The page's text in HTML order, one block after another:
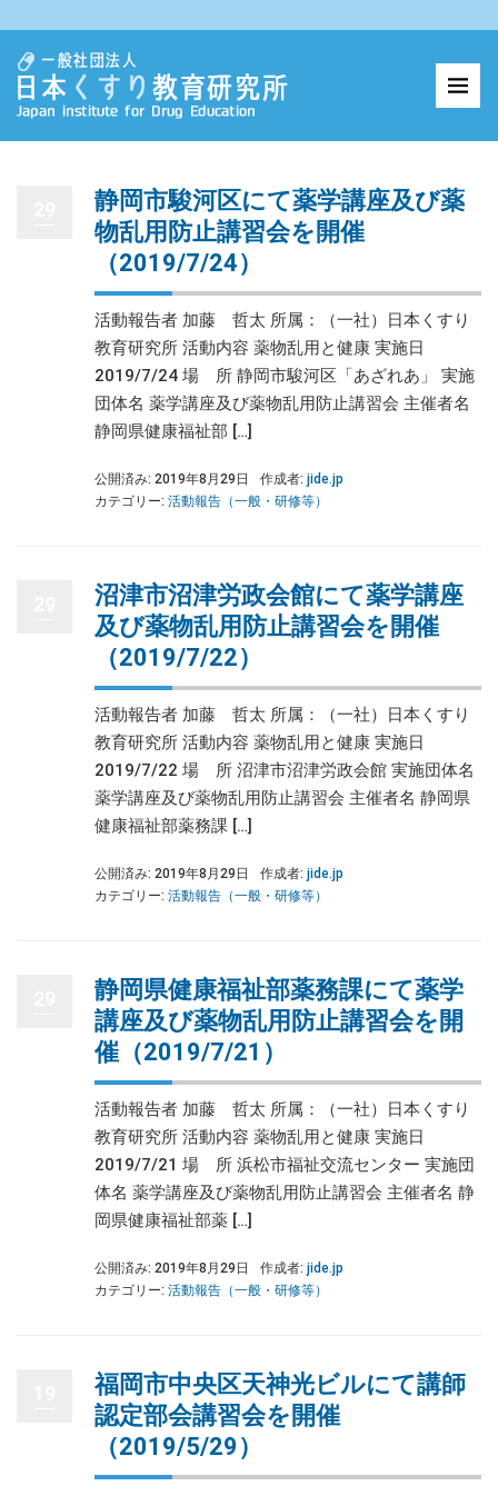
静岡市駿河区にて薬学講座及び薬
物乱用防止講習会を開催
（2019/7/24）
活動報告者 加藤 哲太 所属：（一社）日本くすり
教育研究所 活動内容 薬物乱用と健康 実施日
2019/7/24 場 所 静岡市駿河区「あざれあ」 実施
団体名 薬学講座及び薬物乱用防止講習会 主催者名
静岡県健康福祉部 […]
公開済み: 2019年8月29日 作成者: jide.jp
カテゴリー: 活動報告（一般・研修等）
沼津市沼津労政会館にて薬学講座
及び薬物乱用防止講習会を開催
（2019/7/22）
活動報告者 加藤 哲太 所属：（一社）日本くすり
教育研究所 活動内容 薬物乱用と健康 実施日
2019/7/22 場 所 沼津市沼津労政会館 実施団体名
薬学講座及び薬物乱用防止講習会 主催者名 静岡県
健康福祉部薬務課 […]
公開済み: 2019年8月29日 作成者: jide.jp
カテゴリー: 活動報告（一般・研修等）
静岡県健康福祉部薬務課にて薬学
講座及び薬物乱用防止講習会を開
催（2019/7/21）
活動報告者 加藤 哲太 所属：（一社）日本くすり
教育研究所 活動内容 薬物乱用と健康 実施日
2019/7/21 場 所 浜松市福祉交流センター 実施団
体名 薬学講座及び薬物乱用防止講習会 主催者名 静
岡県健康福祉部薬 […]
公開済み: 2019年8月29日 作成者: jide.jp
カテゴリー: 活動報告（一般・研修等）
福岡市中央区天神光ビルにて講師
認定部会講習会を開催
（2019/5/29）